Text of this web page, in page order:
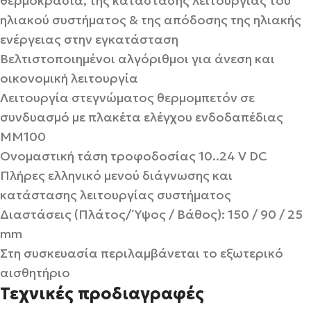
ηλιακού συστήματος & της απόδοσης της ηλιακής
ενέργειας στην εγκατάσταση
Βελτιστοποιημένοι αλγόριθμοι για άνεση και
οικονομική λειτουργία
Λειτουργία στεγνώματος θερμομπετόν σε
συνδυασμό με πλακέτα ελέγχου ενδοδαπέδιας
MM100
Ονομαστική τάση τροφοδοσίας 10..24 V DC
Πλήρες ελληνικό μενού διάγνωσης και
κατάστασης λειτουργίας συστήματος
Διαστάσεις (Πλάτος/ Ύψος / Βάθος): 150 / 90 / 25
mm
Στη συσκευασία περιλαμβάνεται το εξωτερικό
αισθητήριο
Τεχνικές προδιαγραφές